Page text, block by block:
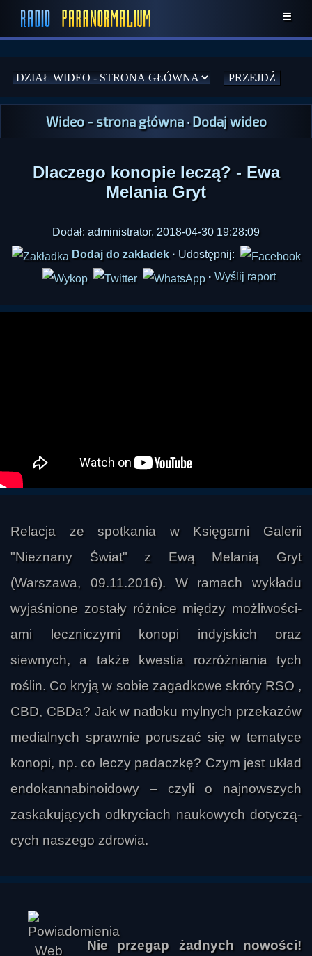
☰
Wideo - strona główna·Dodaj wideo
Dlaczego konopie leczą? - Ewa
Melania Gryt
Dodał: administrator, 2018-04-30 19:28:09
Dodaj do zakładek · Udostępnij:
· Wyślij raport
Relacja ze spotkania w Księgarni Galerii
"Nieznany Świat" z Ewą Melanią Gryt
(Warszawa, 09.11.2016). W ramach wykładu
wyjaśnione zostały różnice między możli­woś­ci­
ami leczniczymi konopi indyjs­kich oraz
siewnych, a także kwes­tia rozróż­ni­a­nia tych
roślin. Co kryją w sobie zagad­kowe skróty RSO ,
CBD, CBDa? Jak w natłoku myl­nych przekazów
medi­al­nych sprawnie poruszać się w tem­atyce
konopi, np. co leczy padaczkę? Czym jest układ
endokannabi­noid­owy – czyli o najnowszych
zaskaku­ją­cych odkryci­ach naukowych doty­czą­
cych naszego zdrowia.
Nie przegap żadnych nowości!